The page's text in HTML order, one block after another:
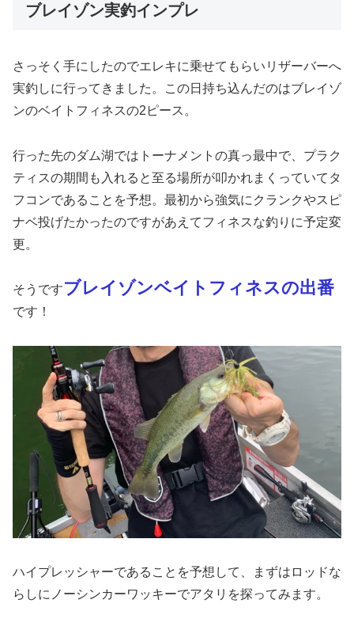
ブレイゾン実釣インプレ
さっそく手にしたのでエレキに乗せてもらいリザーバーへ
実釣しに行ってきました。この日持ち込んだのはブレイゾ
ンのベイトフィネスの2ピース。
行った先のダム湖ではトーナメントの真っ最中で、プラク
ティスの期間も入れると至る場所が叩かれまくっていてタ
フコンであることを予想。最初から強気にクランクやスピ
ナベ投げたかったのですがあえてフィネスな釣りに予定変
更。
そうですブレイゾンベイトフィネスの出番
です！
ハイプレッシャーであることを予想して、まずはロッドな
らしにノーシンカーワッキーでアタリを探ってみます。